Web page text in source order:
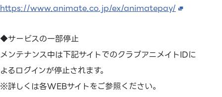
https://www.animate.co.jp/ex/animatepay/
◆サービスの一部停止
メンテナンス中は下記サイトでのクラブアニメイトIDに
よるログインが停止されます。
※詳しくは各WEBサイトをご参照ください。